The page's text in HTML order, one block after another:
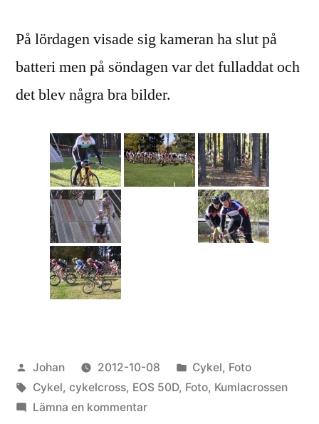
På lördagen visade sig kameran ha slut på
batteri men på söndagen var det fulladdat och
det blev några bra bilder.
Publicerat
av
Johan 2012-10-08
Publicerat
i
Cykel, Foto
Etiketter:
Cykel, cykelcross, EOS 50D, Foto, Kumlacrossen
Lämna en kommentartill